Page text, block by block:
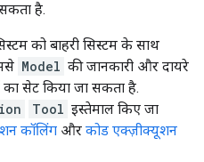
है.
को बाहरी सिस्टम के साथ
Model की जानकारी और दायरे
का सेट किया जा सकता है.
Tool इस्तेमाल किए जा
कॉलिंग और कोड एक्ज़ीक्यूशन